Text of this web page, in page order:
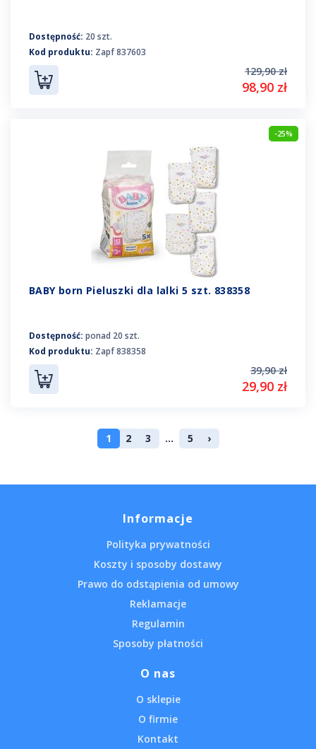
Dostępność: 20 szt.
Kod produktu: Zapf 837603
129,90 zł
98,90 zł
-25%
BABY born Pieluszki dla lalki 5 szt. 838358
Dostępność: ponad 20 szt.
Kod produktu: Zapf 838358
39,90 zł
29,90 zł
1 2 3 ... 5 ›
Informacje
Polityka prywatności
Koszty i sposoby dostawy
Prawo do odstąpienia od umowy
Reklamacje
Regulamin
Sposoby płatności
O nas
O sklepie
O firmie
Kontakt